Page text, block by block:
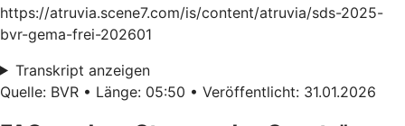
https://atruvia.scene7.com/is/content/atruvia/sds-2025-
bvr-gema-frei-202601
Transkript anzeigen
Quelle: BVR • Länge: 05:50 • Veröffentlicht: 31.01.2026